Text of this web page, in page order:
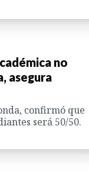
no
asegura
confirmó que
será 50/50.